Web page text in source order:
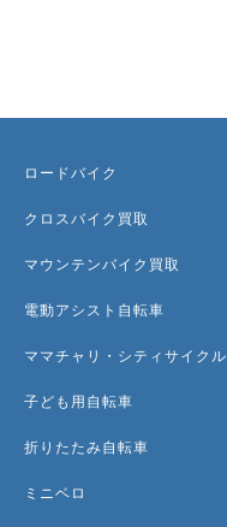
ロードバイク
クロスバイク買取
マウンテンバイク買取
電動アシスト自転車
ママチャリ・シティサイクル
子ども用自転車
折りたたみ自転車
ミニベロ